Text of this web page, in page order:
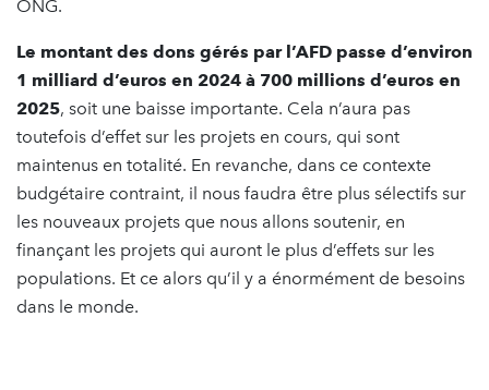
ONG.
Le montant des dons gérés par l’AFD passe d’environ
1 milliard d’euros en 2024 à 700 millions d’euros en
2025, soit une baisse importante. Cela n’aura pas
toutefois d’effet sur les projets en cours, qui sont
maintenus en totalité. En revanche, dans ce contexte
budgétaire contraint, il nous faudra être plus sélectifs sur
les nouveaux projets que nous allons soutenir, en
finançant les projets qui auront le plus d’effets sur les
populations. Et ce alors qu’il y a énormément de besoins
dans le monde.